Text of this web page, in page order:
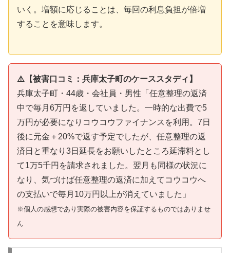
いく。増額に応じることは、毎回の利息負担が倍増
することを意味します。
⚠️【被害口コミ：兵庫太子町のケーススタディ】
兵庫太子町・44歳・会社員・男性「任意整理の返済
中で毎月6万円を返していました。一時的な出費で5
万円が必要になりコウコウファイナンスを利用。7日
後に元金＋20%で返す予定でしたが、任意整理の返
済日と重なり3日延長をお願いしたところ延滞料とし
て1万5千円を請求されました。翌月も同様の状況に
なり、気づけば任意整理の返済に加えてコウコウへ
の支払いで毎月10万円以上が消えていました」
※個人の感想であり実際の被害内容を保証するものではありませ
ん